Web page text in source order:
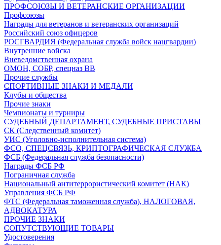
ПРОФСОЮЗЫ И ВЕТЕРАНСКИЕ ОРГАНИЗАЦИИ
Профсоюзы
Награды для ветеранов и ветеранских организаций
Российский союз офицеров
РОСГВАРДИЯ (Федеральная служба войск нацгвардии)
Внутренние войска
Вневедомственная охрана
ОМОН, СОБР, спецназ ВВ
Прочие службы
СПОРТИВНЫЕ ЗНАКИ И МЕДАЛИ
Клубы и общества
Прочие знаки
Чемпионаты и турниры
СУДЕБНЫЙ ДЕПАРТАМЕНТ, СУДЕБНЫЕ ПРИСТАВЫ
СК (Следственный комитет)
УИС (Уголовно-исполнительная система)
ФСО, СПЕЦСВЯЗЬ, КРИПТОГРАФИЧЕСКАЯ СЛУЖБА
ФСБ (Федеральная служба безопасности)
Награды ФСБ РФ
Пограничная служба
Национальный антитеррористический комитет (НАК)
Управления ФСБ РФ
ФТС (Федеральная таможенная служба), НАЛОГОВАЯ,
АДВОКАТУРА
ПРОЧИЕ ЗНАКИ
СОПУТСТВУЮЩИЕ ТОВАРЫ
Удостоверения